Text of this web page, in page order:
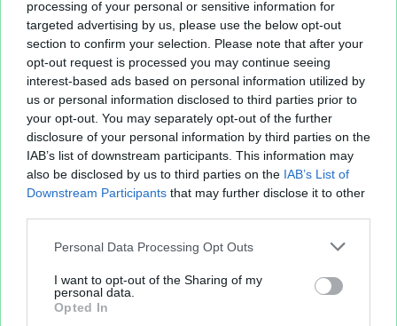
processing of your personal or sensitive information for
targeted advertising by us, please use the below opt-out
section to confirm your selection. Please note that after your
opt-out request is processed you may continue seeing
interest-based ads based on personal information utilized by
us or personal information disclosed to third parties prior to
your opt-out. You may separately opt-out of the further
disclosure of your personal information by third parties on the
IAB’s list of downstream participants. This information may
also be disclosed by us to third parties on the IAB’s List of
Downstream Participants that may further disclose it to other
Personal Data Processing Opt Outs
I want to opt-out of the Sharing of my
personal data.
Opted In
Aperçu texte